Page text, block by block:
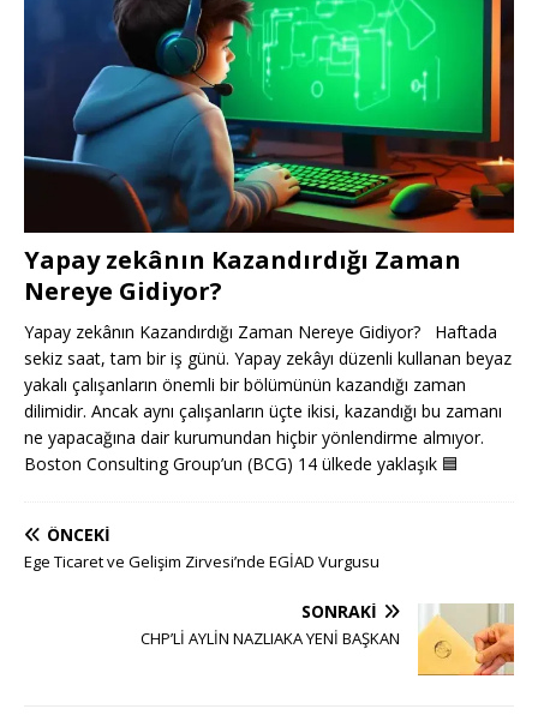
Yapay zekânın Kazandırdığı Zaman
Nereye Gidiyor?
Yapay zekânın Kazandırdığı Zaman Nereye Gidiyor? Haftada
sekiz saat, tam bir iş günü. Yapay zekâyı düzenli kullanan beyaz
yakalı çalışanların önemli bir bölümünün kazandığı zaman
dilimidir. Ancak aynı çalışanların üçte ikisi, kazandığı bu zamanı
ne yapacağına dair kurumundan hiçbir yönlendirme almıyor.
Boston Consulting Group’un (BCG) 14 ülkede yaklaşık 🟦
ÖNCEKI
Ege Ticaret ve Gelişim Zirvesi’nde EGİAD Vurgusu
SONRAKI
CHP’Lİ AYLİN NAZLIAKA YENİ BAŞKAN